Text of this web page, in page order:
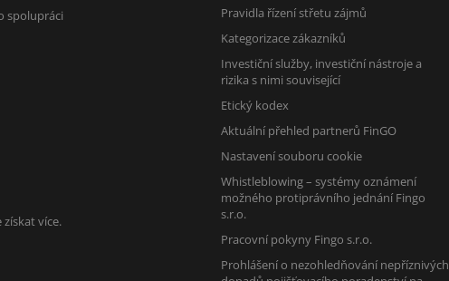
spolupráci
Pravidla řízení střetu zájmů
Kategorizace zákazníků
Investiční služby, investiční nástroje a
rizika s nimi související
Etický kodex
Aktuální přehled partnerů FinGO
Nastavení souboru cookie
Whistleblowing – systémy oznámení
možného protiprávního jednání Fingo
s.r.o.
Pracovní pokyny Fingo s.r.o.
Prohlášení o nezohledňování nepříznivých
více.